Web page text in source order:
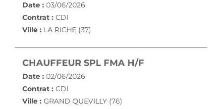
Date : 03/06/2026
Contrat : CDI
Ville : LA RICHE (37)
CHAUFFEUR SPL FMA H/F
Date : 02/06/2026
Contrat : CDI
Ville : GRAND QUEVILLY (76)